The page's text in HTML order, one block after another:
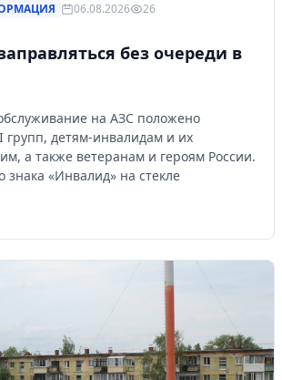
06.08.2026 26
без очереди в
на АЗС положено
детям-инвалидам и их
а также ветеранам и героям России.
знака «Инвалид» на стекле